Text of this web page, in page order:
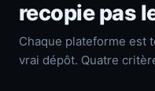
recopie pas
Chaque plateforme est
vrai dépôt. Quatre